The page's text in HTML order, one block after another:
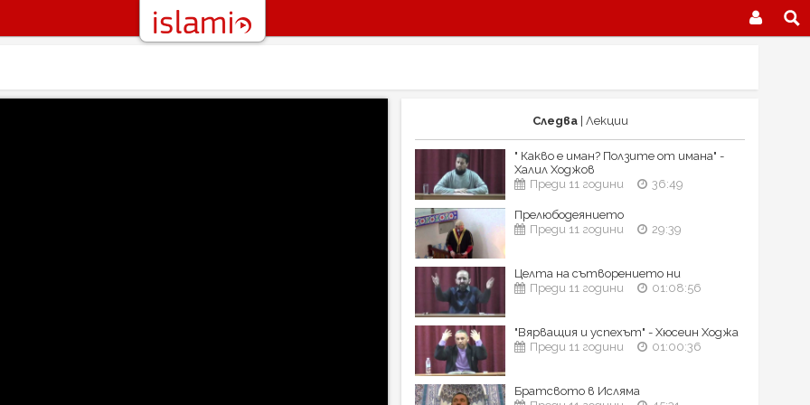
Следва| Лекции
" Какво е иман? Ползите от имана" -
Халил Ходжов
Преди 11 години
36:49
Прелюбодеянието
Преди 11 години
29:39
Целта на сътворението ни
Преди 11 години
01:08:56
"Вярващия и успехът" - Хюсеин Ходжа
Преди 11 години
01:00:36
Братсвото в Исляма